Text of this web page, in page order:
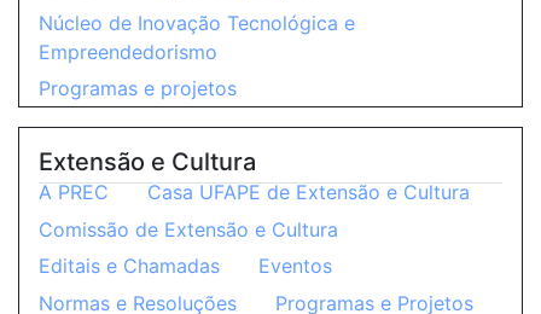
Núcleo de Inovação Tecnológica e
Empreendedorismo
Programas e projetos
Extensão e Cultura
A PREC
Casa UFAPE de Extensão e Cultura
Comissão de Extensão e Cultura
Editais e Chamadas
Eventos
Normas e Resoluções
Programas e Projetos